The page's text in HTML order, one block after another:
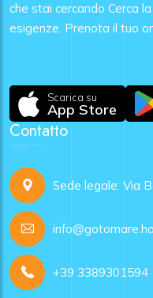
che stai cercando Cerca
esigenze. Prenota il tuo
Scarica su
App Store
Contatto
Sede legale: Via
+39 3389301594